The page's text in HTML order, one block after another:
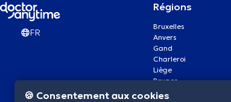
FR
Régions
Bruxelles
Anvers
Gand
Charleroi
Liège
Bruges
Namur
🍪 Consentement aux cookies